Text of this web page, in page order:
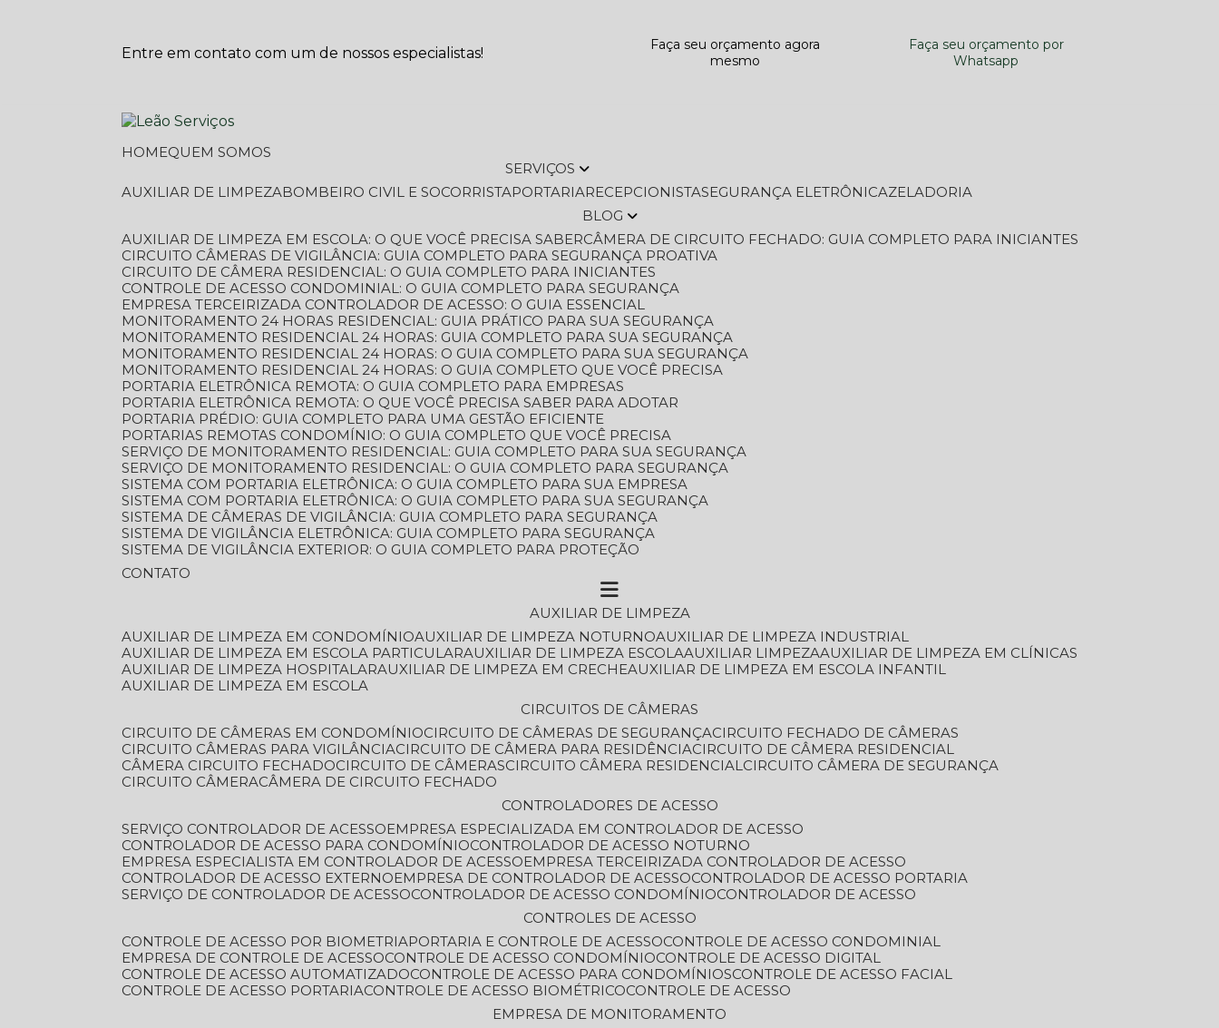
Entre em contato com um de nossos especialistas!
Faça seu orçamento agora
mesmo
Faça seu orçamento por
Whatsapp
HOME
QUEM SOMOS
SERVIÇOS
AUXILIAR DE LIMPEZA
BOMBEIRO CIVIL E SOCORRISTA PORTARIA RECEPCIONISTA SEGURANÇA ELETRÔNICA
ZELADORIA
BLOG
AUXILIAR DE LIMPEZA EM ESCOLA: O QUE VOCÊ PRECISA SABER
CÂMERA DE CIRCUITO FECHADO: GUIA COMPLETO PARA INICIANTES
CIRCUITO CÂMERAS DE VIGILÂNCIA: GUIA COMPLETO PARA SEGURANÇA PROATIVA
CIRCUITO DE CÂMERA RESIDENCIAL: O GUIA COMPLETO PARA INICIANTES
CONTROLE DE ACESSO CONDOMINIAL: O GUIA COMPLETO PARA SEGURANÇA
EMPRESA TERCEIRIZADA CONTROLADOR DE ACESSO: O GUIA ESSENCIAL
MONITORAMENTO 24 HORAS RESIDENCIAL: GUIA PRÁTICO PARA SUA SEGURANÇA
MONITORAMENTO RESIDENCIAL 24 HORAS: GUIA COMPLETO PARA SUA SEGURANÇA
MONITORAMENTO RESIDENCIAL 24 HORAS: O GUIA COMPLETO PARA SUA SEGURANÇA
MONITORAMENTO RESIDENCIAL 24 HORAS: O GUIA COMPLETO QUE VOCÊ PRECISA
PORTARIA ELETRÔNICA REMOTA: O GUIA COMPLETO PARA EMPRESAS
PORTARIA ELETRÔNICA REMOTA: O QUE VOCÊ PRECISA SABER PARA ADOTAR
PORTARIA PRÉDIO: GUIA COMPLETO PARA UMA GESTÃO EFICIENTE
PORTARIAS REMOTAS CONDOMÍNIO: O GUIA COMPLETO QUE VOCÊ PRECISA
SERVIÇO DE MONITORAMENTO RESIDENCIAL: GUIA COMPLETO PARA SUA SEGURANÇA
SERVIÇO DE MONITORAMENTO RESIDENCIAL: O GUIA COMPLETO PARA SEGURANÇA
SISTEMA COM PORTARIA ELETRÔNICA: O GUIA COMPLETO PARA SUA EMPRESA
SISTEMA COM PORTARIA ELETRÔNICA: O GUIA COMPLETO PARA SUA SEGURANÇA
SISTEMA DE CÂMERAS DE VIGILÂNCIA: GUIA COMPLETO PARA SEGURANÇA
SISTEMA DE VIGILÂNCIA ELETRÔNICA: GUIA COMPLETO PARA SEGURANÇA
SISTEMA DE VIGILÂNCIA EXTERIOR: O GUIA COMPLETO PARA PROTEÇÃO
CONTATO
AUXILIAR DE LIMPEZA
AUXILIAR DE LIMPEZA EM CONDOMÍNIO
AUXILIAR DE LIMPEZA NOTURNO
AUXILIAR DE LIMPEZA INDUSTRIAL
AUXILIAR DE LIMPEZA EM ESCOLA PARTICULAR
AUXILIAR DE LIMPEZA ESCOLA AUXILIAR LIMPEZA
AUXILIAR DE LIMPEZA EM CLÍNICAS
AUXILIAR DE LIMPEZA HOSPITALAR
AUXILIAR DE LIMPEZA EM CRECHE
AUXILIAR DE LIMPEZA EM ESCOLA INFANTIL
AUXILIAR DE LIMPEZA EM ESCOLA
CIRCUITOS DE CÂMERAS
CIRCUITO DE CÂMERAS EM CONDOMÍNIO
CIRCUITO DE CÂMERAS DE SEGURANÇA
CIRCUITO FECHADO DE CÂMERAS
CIRCUITO CÂMERAS PARA VIGILÂNCIA
CIRCUITO DE CÂMERA PARA RESIDÊNCIA
CIRCUITO DE CÂMERA RESIDENCIAL
CÂMERA CIRCUITO FECHADO
CIRCUITO DE CÂMERAS CIRCUITO CÂMERA RESIDENCIAL
CIRCUITO CÂMERA DE SEGURANÇA
CIRCUITO CÂMERA
CÂMERA DE CIRCUITO FECHADO
CONTROLADORES DE ACESSO
SERVIÇO CONTROLADOR DE ACESSO
EMPRESA ESPECIALIZADA EM CONTROLADOR DE ACESSO
CONTROLADOR DE ACESSO PARA CONDOMÍNIO
CONTROLADOR DE ACESSO NOTURNO
EMPRESA ESPECIALISTA EM CONTROLADOR DE ACESSO
EMPRESA TERCEIRIZADA CONTROLADOR DE ACESSO
CONTROLADOR DE ACESSO EXTERNO
EMPRESA DE CONTROLADOR DE ACESSO
CONTROLADOR DE ACESSO PORTARIA
SERVIÇO DE CONTROLADOR DE ACESSO
CONTROLADOR DE ACESSO CONDOMÍNIO
CONTROLADOR DE ACESSO
CONTROLES DE ACESSO
CONTROLE DE ACESSO POR BIOMETRIA
PORTARIA E CONTROLE DE ACESSO
CONTROLE DE ACESSO CONDOMINIAL
EMPRESA DE CONTROLE DE ACESSO
CONTROLE DE ACESSO CONDOMÍNIO
CONTROLE DE ACESSO DIGITAL
CONTROLE DE ACESSO AUTOMATIZADO
CONTROLE DE ACESSO PARA CONDOMÍNIOS
CONTROLE DE ACESSO FACIAL
CONTROLE DE ACESSO PORTARIA CONTROLE DE ACESSO BIOMÉTRICO
CONTROLE DE ACESSO
EMPRESA DE MONITORAMENTO